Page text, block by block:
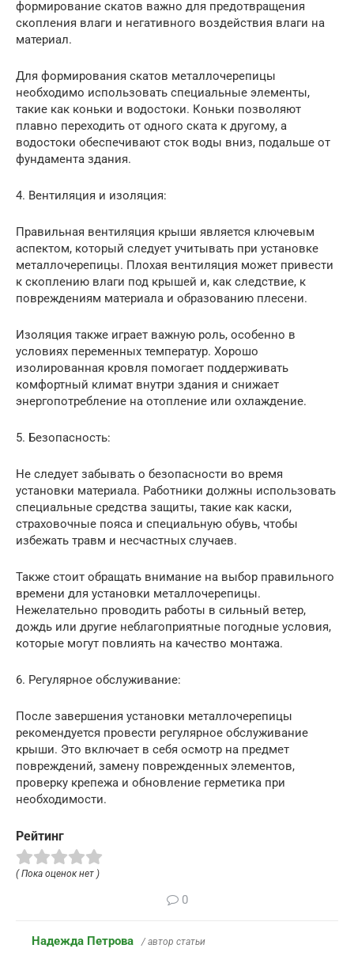
формирование скатов важно для предотвращения
скопления влаги и негативного воздействия влаги на
материал.
Для формирования скатов металлочерепицы
необходимо использовать специальные элементы,
такие как коньки и водостоки. Коньки позволяют
плавно переходить от одного ската к другому, а
водостоки обеспечивают сток воды вниз, подальше от
фундамента здания.
4. Вентиляция и изоляция:
Правильная вентиляция крыши является ключевым
аспектом, который следует учитывать при установке
металлочерепицы. Плохая вентиляция может привести
к скоплению влаги под крышей и, как следствие, к
повреждениям материала и образованию плесени.
Изоляция также играет важную роль, особенно в
условиях переменных температур. Хорошо
изолированная кровля помогает поддерживать
комфортный климат внутри здания и снижает
энергопотребление на отопление или охлаждение.
5. Безопасность:
Не следует забывать о безопасности во время
установки материала. Работники должны использовать
специальные средства защиты, такие как каски,
страховочные пояса и специальную обувь, чтобы
избежать травм и несчастных случаев.
Также стоит обращать внимание на выбор правильного
времени для установки металлочерепицы.
Нежелательно проводить работы в сильный ветер,
дождь или другие неблагоприятные погодные условия,
которые могут повлиять на качество монтажа.
6. Регулярное обслуживание:
После завершения установки металлочерепицы
рекомендуется провести регулярное обслуживание
крыши. Это включает в себя осмотр на предмет
повреждений, замену поврежденных элементов,
проверку крепежа и обновление герметика при
необходимости.
Рейтинг
( Пока оценок нет )
0
Надежда Петрова / автор статьи